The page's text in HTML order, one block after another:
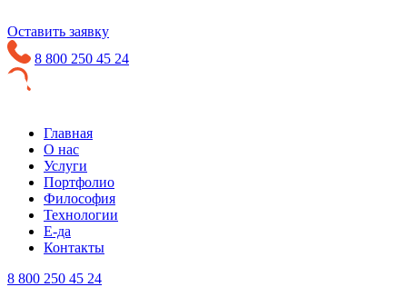
Оставить заявку
8 800 250 45 24
Главная
О нас
Услуги
Портфолио
Философия
Технологии
Е-да
Контакты
8 800 250 45 24